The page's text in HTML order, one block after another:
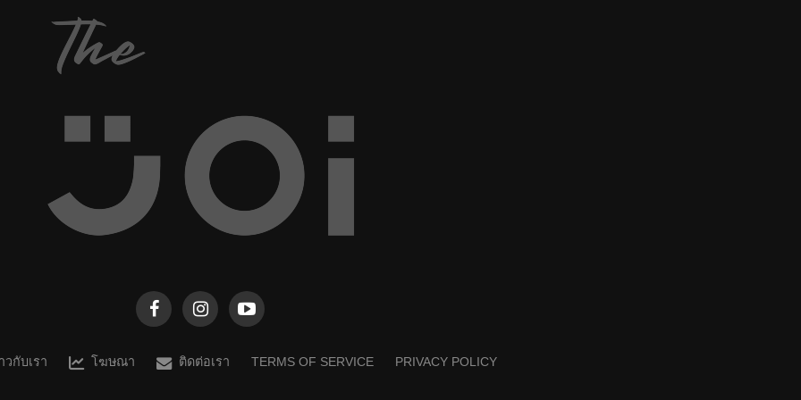
และน่ารักขนาดไหนนั้น..ตามไปดูกันเลยยย! 1....
วกับเรา โฆษณา ติดต่อเรา TERMS OF SERVICE PRIVACY POLICY